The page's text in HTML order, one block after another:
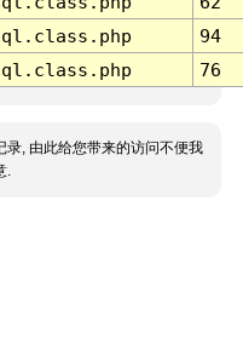
94
76
录, 由此给您带来的访问不便我
.